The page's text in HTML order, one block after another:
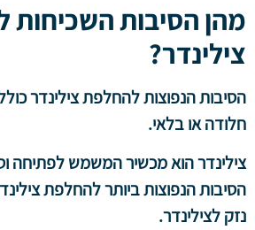
מהן הסיבות
צילינדר?
הסיבות הנפוצות להחלפת צילינדר
חלודה או בלאי.
צילינדר הוא מכשיר המשמש לפתיחה
הסיבות הנפוצות ביותר להחלפת
נזק לצילינדר.